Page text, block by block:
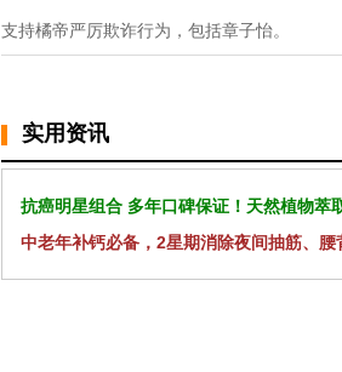
支持橘帝严厉欺诈行为，包括章子怡。
实用资讯
抗癌明星组合 多年口碑保证！天然植物萃
中老年补钙必备，2星期消除夜间抽筋、